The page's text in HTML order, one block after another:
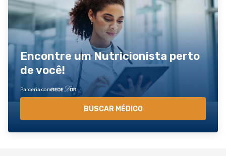
Encontre um Nutricionista perto
de você!
Parceria com
BUSCAR MÉDICO